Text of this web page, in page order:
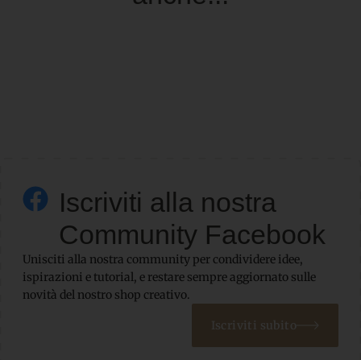
Iscriviti alla nostra
Community Facebook
Unisciti alla nostra community per condividere idee,
ispirazioni e tutorial, e restare sempre aggiornato sulle
novità del nostro shop creativo.
Iscriviti subito